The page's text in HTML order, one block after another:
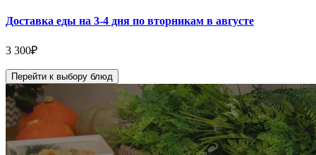
Доставка еды на 3-4 дня по вторникам в августе
3 300₽
Перейти к выбору блюд